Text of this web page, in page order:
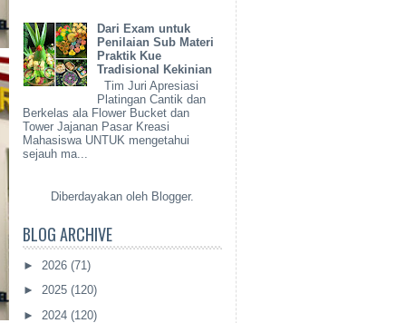
Dari Exam untuk
Penilaian Sub Materi
Praktik Kue
Tradisional Kekinian
Tim Juri Apresiasi
Platingan Cantik dan
Berkelas ala Flower Bucket dan
Tower Jajanan Pasar Kreasi
Mahasiswa UNTUK mengetahui
sejauh ma...
Diberdayakan oleh Blogger.
BLOG ARCHIVE
► 2026 (71)
► 2025 (120)
► 2024 (120)